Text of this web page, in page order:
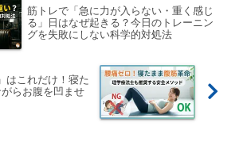
筋トレで「急に力が入らない・重く感じ
る」日はなぜ起きる？今日のトレーニン
グを失敗にしない科学的対処法
はこれだけ！寝た
らお腹を凹ませ